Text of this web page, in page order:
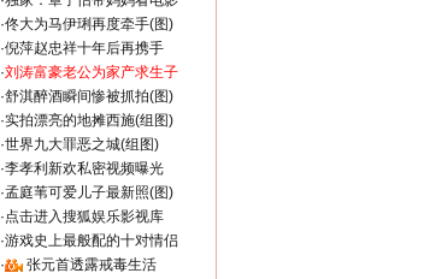
·佟大为马伊琍再度牵手(图)
·倪萍赵忠祥十年后再携手
·刘涛富豪老公为家产求生子
·舒淇醉酒瞬间惨被抓拍(图)
·实拍漂亮的地摊西施(组图)
·世界九大罪恶之城(组图)
·李孝利新欢私密视频曝光
·孟庭苇可爱儿子最新照(图)
·点击进入搜狐娱乐影视库
·游戏史上最般配的十对情侣
·
张元首透露戒毒生活